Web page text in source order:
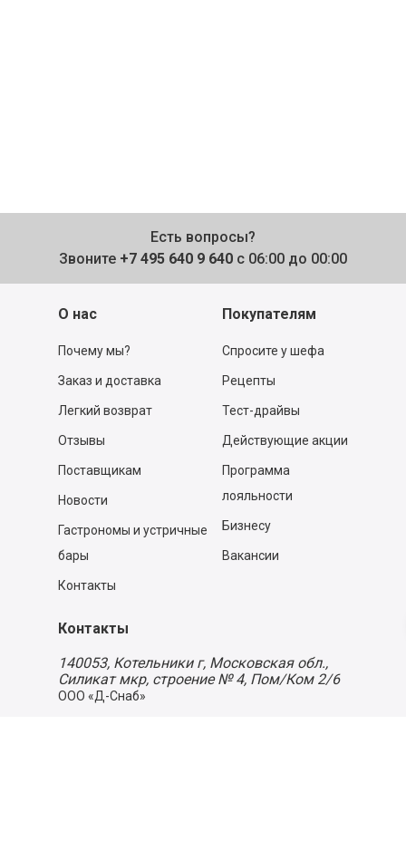
Есть вопросы?
Звоните +7 495 640 9 640 с 06:00 до 00:00
О нас
Почему мы?
Заказ и доставка
Легкий возврат
Отзывы
Поставщикам
Новости
Гастрономы и устричные
бары
Контакты
Покупателям
Спросите у шефа
Рецепты
Тест-драйвы
Действующие акции
Программа
лояльности
Бизнесу
Вакансии
Контакты
140053, Котельники г, Московская обл.,
Силикат мкр, строение № 4, Пом/Ком 2/6
ООО «Д-Снаб»